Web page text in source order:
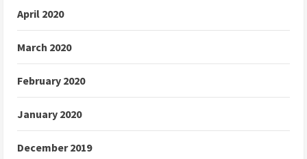
April 2020
March 2020
February 2020
January 2020
December 2019